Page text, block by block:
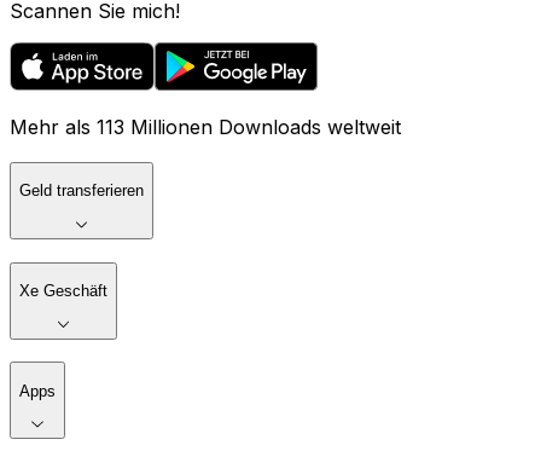
Scannen Sie mich!
Mehr als 113 Millionen Downloads weltweit
Geld transferieren
Xe Geschäft
Apps